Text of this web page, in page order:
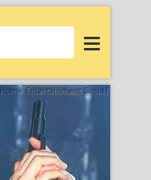
Login